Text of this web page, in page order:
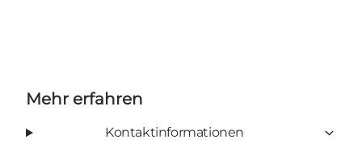
Mehr erfahren
Kontaktinformationen